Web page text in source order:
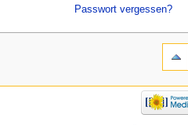
Passwort vergessen?